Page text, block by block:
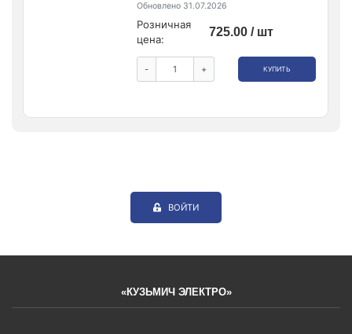
Обновлено 31.07.2026
Розничная
цена:
725.00 / шт
- + КУПИТЬ
ВОЙТИ
«КУЗЬМИЧ ЭЛЕКТРО»